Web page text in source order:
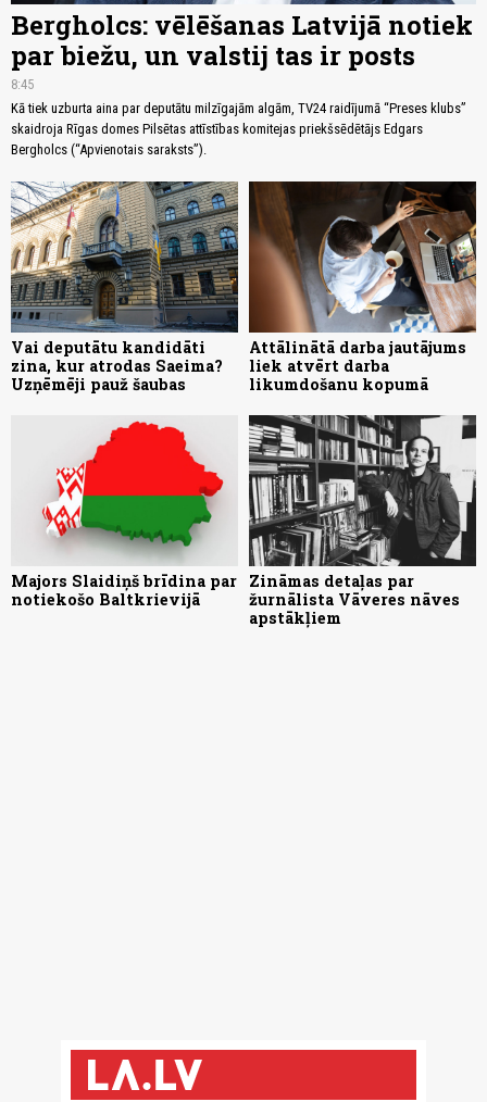
Bergholcs: vēlēšanas Latvijā notiek
par biežu, un valstij tas ir posts
8:45
Kā tiek uzburta aina par deputātu milzīgajām algām, TV24 raidījumā “Preses klubs”
skaidroja Rīgas domes Pilsētas attīstības komitejas priekšsēdētājs Edgars
Bergholcs (“Apvienotais saraksts”).
Vai deputātu kandidāti
zina, kur atrodas Saeima?
Uzņēmēji pauž šaubas
Attālinātā darba jautājums
liek atvērt darba
likumdošanu kopumā
Majors Slaidiņš brīdina par
notiekošo Baltkrievijā
Zināmas detaļas par
žurnālista Vāveres nāves
apstākļiem